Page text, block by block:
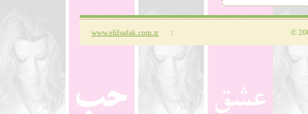
www.elifsafak.com.tr : ©